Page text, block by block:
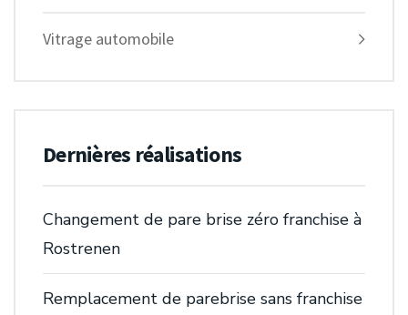
Vitrage automobile
Dernières réalisations
Changement de pare brise zéro franchise à
Rostrenen
Remplacement de parebrise sans franchise